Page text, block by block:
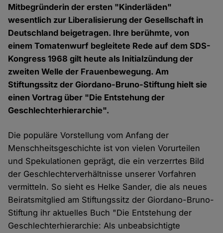
Mitbegründerin der ersten "Kinderläden"
wesentlich zur Liberalisierung der Gesellschaft in
Deutschland beigetragen. Ihre berühmte, von
einem Tomatenwurf begleitete Rede auf dem SDS-
Kongress 1968 gilt heute als Initialzündung der
zweiten Welle der Frauenbewegung. Am
Stiftungssitz der Giordano-Bruno-Stiftung hielt sie
einen Vortrag über "Die Entstehung der
Geschlechterhierarchie".
Die populäre Vorstellung vom Anfang der
Menschheitsgeschichte ist von vielen Vorurteilen
und Spekulationen geprägt, die ein verzerrtes Bild
der Geschlechterverhältnisse unserer Vorfahren
vermitteln. So sieht es Helke Sander, die als neues
Beiratsmitglied am Stiftungssitz der Giordano-Bruno-
Stiftung ihr aktuelles Buch "Die Entstehung der
Geschlechterhierarchie: Als unbeabsichtigte